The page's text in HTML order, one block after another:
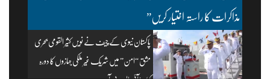
مذاکرات کا راستہ اختیار کریں”
پاکستان نیوی کے چیف نے نویں کثیر القومی بحری
مشق “امن” میں شریک غیر ملکی جہازوں کا دورہ